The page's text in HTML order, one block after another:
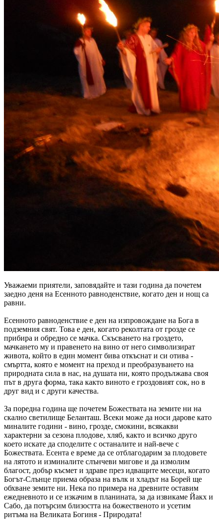
Уважаеми приятели, заповядайте и тази година да почетем
заедно деня на Есенното равноденствие, когато ден и нощ са
равни.
Есенното равноденствие е ден на изпровождане на Бога в
подземния свят. Това е ден, когато реколтата от грозде се
прибира и обредно се мачка. Скъсването на гроздето,
мачкането му и правенето на вино от него символизират
животa, който в един момент бива откъснат и си отива -
смъртта, която е момент на преход и преобразуването на
природната сила в нас, на душата ни, която продължава своя
път в друга форма, така както виното е гроздовият сок, но в
друг вид и с други качества.
За поредна година ще почетем Божествата на земите ни на
скално светилище Беланташ. Всеки може да носи дарове като
миналите години - вино, грозде, смокини, всякакви
характерни за сезона плодове, хляб, както и всичко друго
което искате да споделите с останалите и най-вече с
Божествата. Есента е време да се отблагодарим за плодовете
на лятото и изминалите слънчеви мигове и да измолим
благост, добър късмет и здраве през идващите месеци, когато
Богът-Слънце приема образа на вълк и хладът на Борей ще
обхване земите ни. Нека по примера на древните оставим
ежедневното и се изкачим в планината, за да извикаме Йакх и
Сабо, да потърсим близостта на божественото и усетим
ритъма на Великата Богиня - Природата!